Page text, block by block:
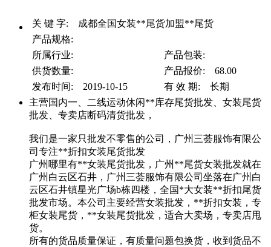
关 键 字: 成都全国女装**尾货加盟**尾货
产品规格:
所属行业:
产品包装:
供货数量:
产品报价: 68.00
发布时间: 2019-10-15
有 效 期: 长期
主营国内一、二线运动休闲**库存尾货批发、女装尾货
批发、专卖店断码清货批发，
我们是一家只批发不零售的公司，广州三荟服饰有限公
司专注**折扣女装尾货批发
广州哪里有**女装尾货批发，广州**尾货女装批发就在
广州白云区石井，广州三荟服饰有限公司坐落在广州白
云区石井镇星光广场b栋四楼，全国*大女装**折扣尾货
批发市场。本公司主要经营女装批发，**折扣女装，专
柜女装尾货，**女装尾货批发，适合大卖场，专卖店甩
货。
所有的货品质量保证，有质量问题包换货，收到货品不